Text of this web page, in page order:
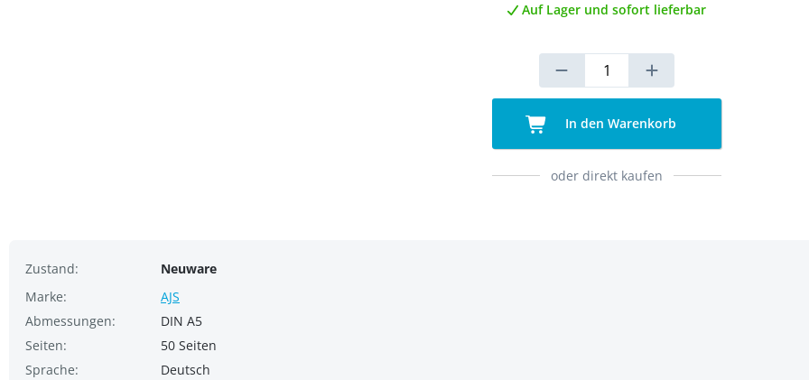
Auf Lager und sofort lieferbar
In den Warenkorb
oder direkt kaufen
Zustand:
Neuware
Marke:
AJS
Abmessungen:
DIN A5
Seiten:
50 Seiten
Sprache:
Deutsch